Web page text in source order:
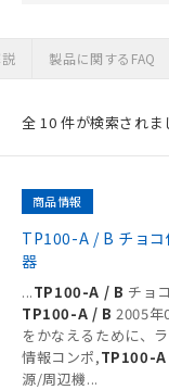
製品に関するFAQ
全 10 件が検索されま
商品情報
TP100-A / B チョ
器
...TP100-A / B チョ
TP100-A / B 2005年
をかなえるために、
情報コンポ,TP100-
源/周辺機...